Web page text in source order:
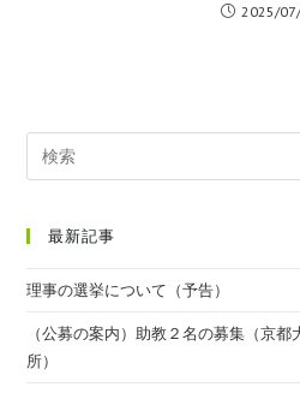
2025/
最新記事
理事の選挙について（予告）
（公募の案内）助教２名の募集（京
所）